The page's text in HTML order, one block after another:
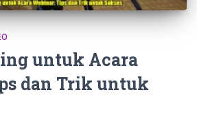
untuk Acara
dan Trik untuk